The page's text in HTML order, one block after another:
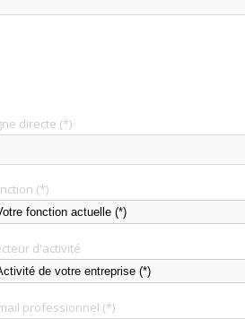
directe (*)
(*)
d'activité
professionnel (*)